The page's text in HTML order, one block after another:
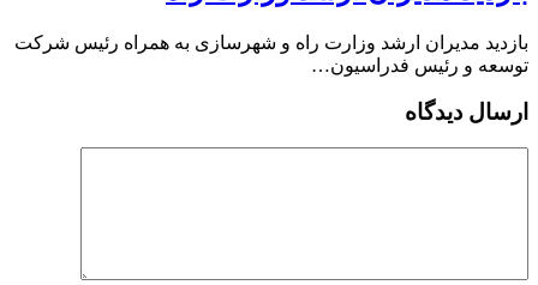
بازدید مدیران ارشد وزارت راه و شهرسازی به همراه رئیس شرکت
توسعه و رئیس فدراسیون…
ارسال دیدگاه